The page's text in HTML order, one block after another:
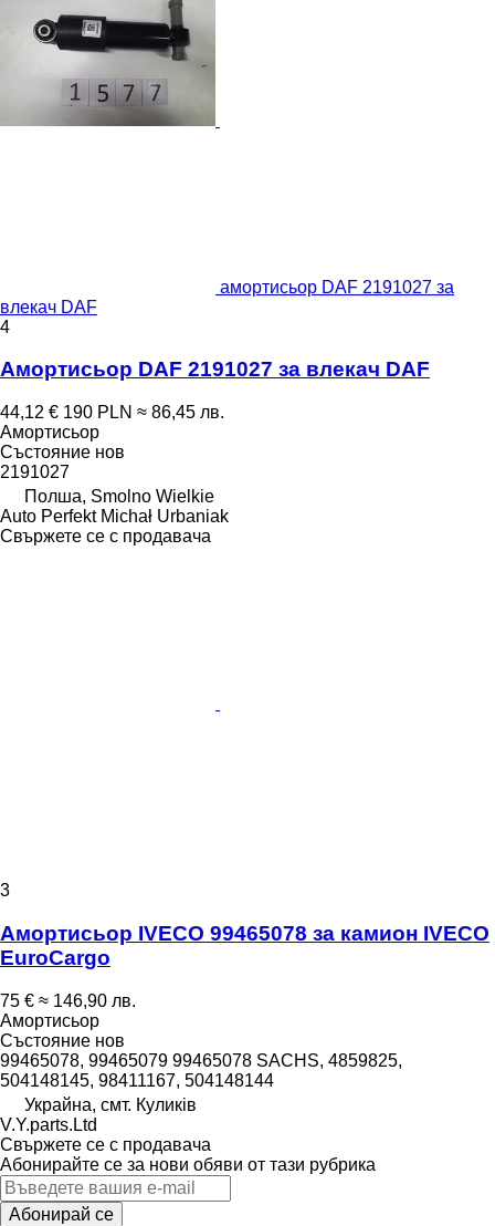
амортисьор DAF 2191027 за
влекач DAF
4
Амортисьор DAF 2191027 за влекач DAF
44,12 € 190 PLN ≈ 86,45 лв.
Амортисьор
Състояние нов
2191027
Полша, Smolno Wielkie
Auto Perfekt Michał Urbaniak
Свържете се с продавача
3
Амортисьор IVECO 99465078 за камион IVECO
EuroCargo
75 € ≈ 146,90 лв.
Амортисьор
Състояние нов
99465078, 99465079 99465078 SACHS, 4859825,
504148145, 98411167, 504148144
Украйна, смт. Куликів
V.Y.parts.Ltd
Свържете се с продавача
Абонирайте се за нови обяви от тази рубрика
Абонирай се